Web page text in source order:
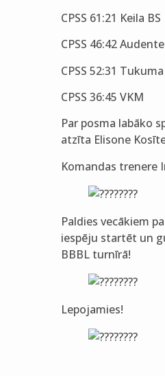
CPSS 61:21 Keila BS
CPSS 46:42
CPSS 52:31 Tukuma
CPSS 36:45 VKM
Par posma labāko
atzīta Elisone
Komandas trenere
Paldies vecākiem
iespēju startēt un
BBBL turnīrā!
Lepojamies!